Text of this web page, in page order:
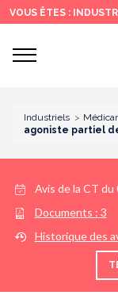
Recherche
Menu
principal
Contenu
principal
VOUS ÊTES :
Ouvrir
Industriels
agoniste partiel
Avis de la CT du
Documents : 3
Historique des